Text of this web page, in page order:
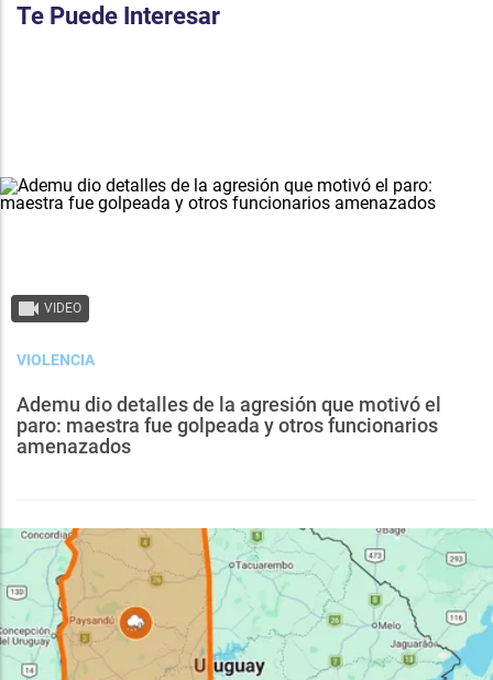
Te Puede Interesar
VIDEO
VIOLENCIA
Ademu dio detalles de la agresión que motivó el
paro: maestra fue golpeada y otros funcionarios
amenazados